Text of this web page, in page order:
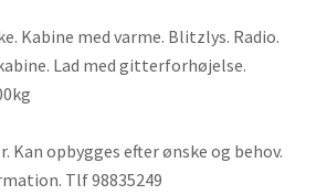
Kabine med varme. Blitzlys. Radio.
Lad med gitterforhøjelse.
Kan opbygges efter ønske og behov.
Tlf 98835249